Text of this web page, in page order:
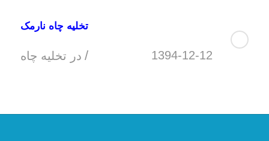
تخلیه چاه نارمک
1394-12-12
/ در تخلیه چاه